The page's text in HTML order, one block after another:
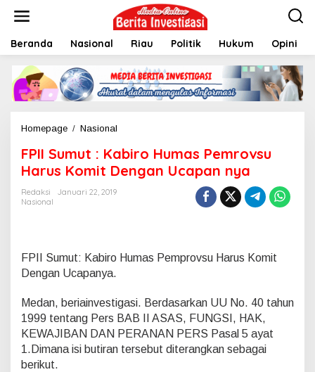
t
Beranda Nasional Riau Politik Hukum Opini
Homepage / Nasional
I
I
S
K
r
o
H
u
m
FPII Sumut : Kabiro Humas Pemrovsu
Harus Komit Dengan Ucapan nya
Redaksi
Januari 22, 2019
Nasional
FPII Sumut: Kabiro Humas Pemprovsu Harus Komit
Dengan Ucapanya.
Medan, beriainvestigasi. Berdasarkan UU No. 40 tahun
1999 tentang Pers BAB II ASAS, FUNGSI, HAK,
KEWAJIBAN DAN PERANAN PERS Pasal 5 ayat
1.Dimana isi butiran tersebut diterangkan sebagai
berikut.